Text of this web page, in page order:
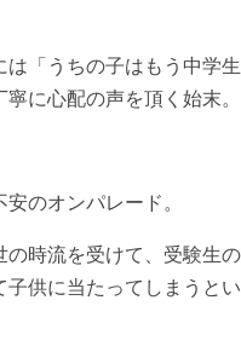
は「うちの子はもう中学
寧に心配の声を頂く始末。
安のオンパレード。
の時流を受けて、受験生
子供に当たってしまうと